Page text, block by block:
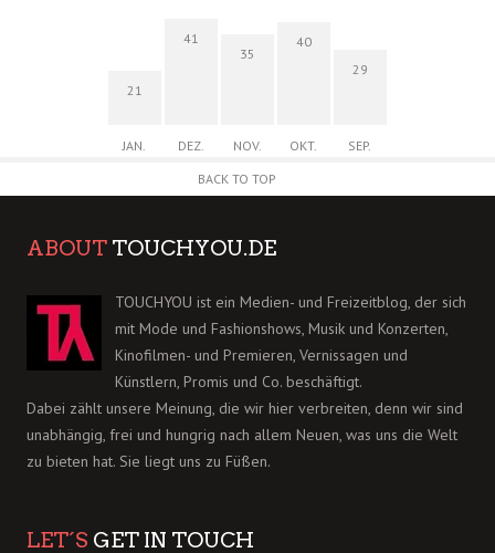
21
JAN.
41
DEZ.
35
NOV.
40
OKT.
29
SEP.
BACK TO TOP
ABOUT TOUCHYOU.DE
TOUCHYOU ist ein Medien- und Freizeitblog, der sich
mit Mode und Fashionshows, Musik und Konzerten,
Kinofilmen- und Premieren, Vernissagen und
Künstlern, Promis und Co. beschäftigt.
Dabei zählt unsere Meinung, die wir hier verbreiten, denn wir sind
unabhängig, frei und hungrig nach allem Neuen, was uns die Welt
zu bieten hat. Sie liegt uns zu Füßen.
LET´S GET IN TOUCH